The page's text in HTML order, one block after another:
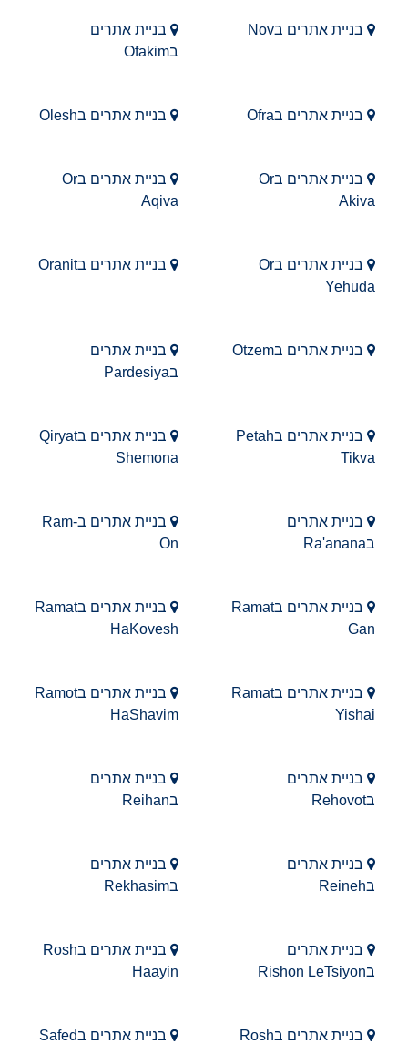
בניית אתרים בNov
בניית אתרים
בOfakim
בניית אתרים בOfra בניית אתרים בOlesh
בניית אתרים בOr
Akiva
בניית אתרים בOr
Aqiva
בניית אתרים בOr
Yehuda
בניית אתרים בOranit
בניית אתרים בOtzem
בניית אתרים
בPardesiya
בניית אתרים בPetah
Tikva
בניית אתרים בQiryat
Shemona
בניית אתרים
בRa'anana
בניית אתרים בRam-
On
בניית אתרים בRamat
Gan
בניית אתרים בRamat
HaKovesh
בניית אתרים בRamat
Yishai
בניית אתרים בRamot
HaShavim
בניית אתרים
בRehovot
בניית אתרים
בReihan
בניית אתרים
בReineh
בניית אתרים
בRekhasim
בניית אתרים
בRishon LeTsiyon
בניית אתרים בRosh
Haayin
בניית אתרים בRosh
בניית אתרים בSafed